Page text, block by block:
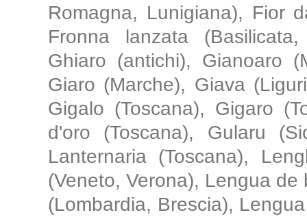
Romagna, Lunigiana), Fior
Fronna lanzata
Ghiaro (antichi), Gianoaro
Giaro (Marche), Giava
Gigalo (Toscana), Gigaro
d'oro (Toscana), Gularu
Lanternaria (Toscana),
(Veneto, Verona), Lengua
(Lombardia, Brescia),